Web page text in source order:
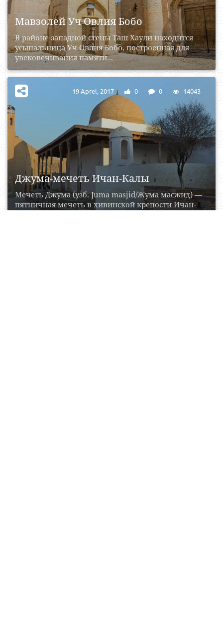
Мавзолей Уч Овлия Бобо
В районе западной стены Таш Хаули находится
усыпальница Уч Овлия Бобо, построенная для
увековечивания памяти...
Джума-мечеть Ичан-Калы
Мечеть Джума (узб. Juma masjid/Жума масжид) —
пятничная мечеть в хивинской крепости Ичан-
19 Aprel, 2017 0 0 14043